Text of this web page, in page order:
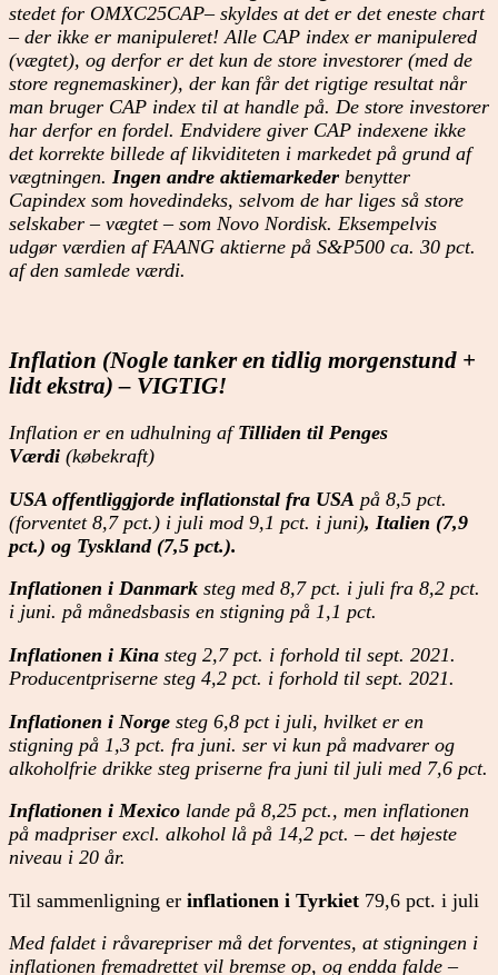
stedet for OMXC25CAP– skyldes at det er det eneste chart
– der ikke er manipuleret! Alle CAP index er manipulered
(vægtet), og derfor er det kun de store investorer (med de
store regnemaskiner), der kan får det rigtige resultat når
man bruger CAP index til at handle på. De store investorer
har derfor en fordel. Endvidere giver CAP indexene ikke
det korrekte billede af likviditeten i markedet på grund af
vægtningen. Ingen andre aktiemarkeder benytter
Capindex som hovedindeks, selvom de har liges så store
selskaber – vægtet – som Novo Nordisk. Eksempelvis
udgør værdien af FAANG aktierne på S&P500 ca. 30 pct.
af den samlede værdi.
Inflation (Nogle tanker en tidlig morgenstund +
lidt ekstra) – VIGTIG!
Inflation er en udhulning af Tilliden til Penges
Værdi (købekraft)
USA offentliggjorde inflationstal fra USA på 8,5 pct.
(forventet 8,7 pct.) i juli mod 9,1 pct. i juni), Italien (7,9
pct.) og Tyskland (7,5 pct.).
Inflationen i Danmark steg med 8,7 pct. i juli fra 8,2 pct.
i juni. på månedsbasis en stigning på 1,1 pct.
Inflationen i Kina steg 2,7 pct. i forhold til sept. 2021.
Producentpriserne steg 4,2 pct. i forhold til sept. 2021.
Inflationen i Norge steg 6,8 pct i juli, hvilket er en
stigning på 1,3 pct. fra juni. ser vi kun på madvarer og
alkoholfrie drikke steg priserne fra juni til juli med 7,6 pct.
Inflationen i Mexico lande på 8,25 pct., men inflationen
på madpriser excl. alkohol lå på 14,2 pct. – det højeste
niveau i 20 år.
Til sammenligning er inflationen i Tyrkiet 79,6 pct. i juli
Med faldet i råvarepriser må det forventes, at stigningen i
inflationen fremadrettet vil bremse op, og endda falde –